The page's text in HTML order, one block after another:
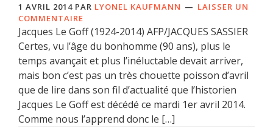
1 AVRIL 2014 PAR LYONEL KAUFMANN
LAISSER UN
COMMENTAIRE
Jacques Le Goff (1924-2014) AFP/JACQUES SASSIER
Certes, vu l’âge du bonhomme (90 ans), plus le
temps avançait et plus l’inéluctable devait arriver,
mais bon c’est pas un très chouette poisson d’avril
que de lire dans son fil d’actualité que l’historien
Jacques Le Goff est décédé ce mardi 1er avril 2014.
Comme nous l’apprend donc le […]